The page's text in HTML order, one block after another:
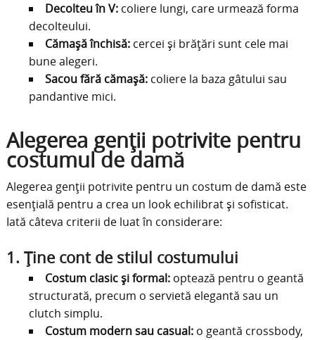
Decolteu în V:coliere lungi, care urmează forma
decolteului.
Cămașă închisă:cercei și brățări sunt cele mai
bune alegeri.
Sacou fără cămașă:coliere la baza gâtului sau
pandantive mici.
Alegerea genții potrivite pentru
costumul de damă
Alegerea genții potrivite pentru un costum de damă este
esențială pentru a crea un look echilibrat și sofisticat.
Iată câteva criterii de luat în considerare:
1. Ține cont de stilul costumului
Costum clasic și formal:optează pentru o geantă
structurată, precum o servietă elegantă sau un
clutch simplu.
Costum modern sau casual:o geantă crossbody,